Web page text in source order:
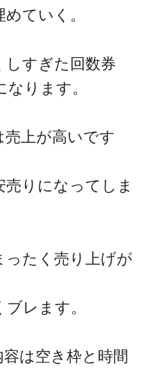
ていく。
しすぎた回数券
ります。
売上が高いです
りになってしま
ったく売り上げが
レます。
は空き枠と時間